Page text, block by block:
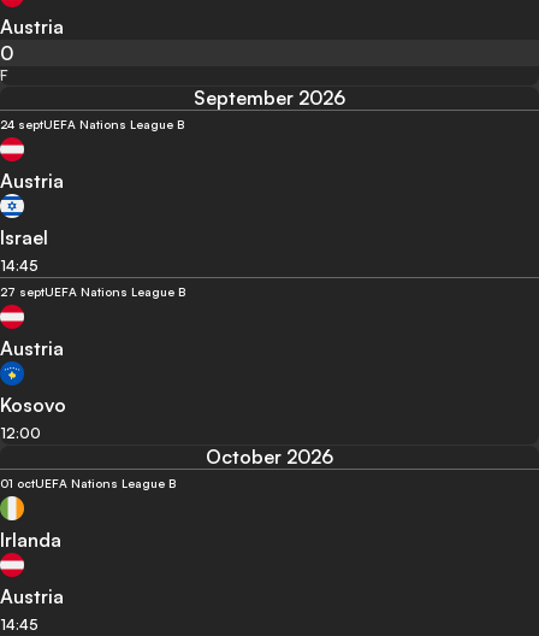
Austria
0
F
September 2026
24 septUEFA Nations League B
Austria
Israel
14:45
27 septUEFA Nations League B
Austria
Kosovo
12:00
October 2026
01 octUEFA Nations League B
Irlanda
Austria
14:45